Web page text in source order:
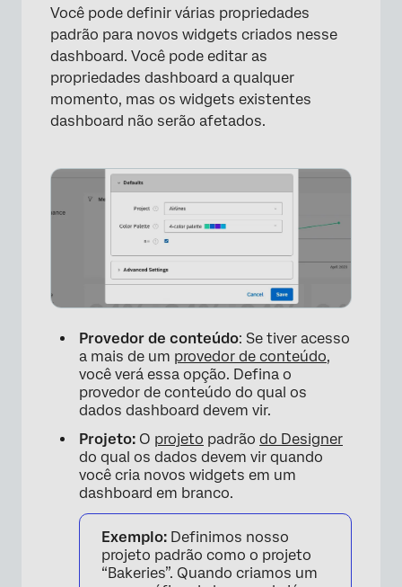
Você pode definir várias propriedades
padrão para novos widgets criados nesse
dashboard. Você pode editar as
propriedades dashboard a qualquer
momento, mas os widgets existentes
dashboard não serão afetados.
Provedor de conteúdo: Se tiver acesso
a mais de um provedor de conteúdo,
você verá essa opção. Defina o
provedor de conteúdo do qual os
dados dashboard devem vir.
Projeto: O projeto padrão do Designer
do qual os dados devem vir quando
você cria novos widgets em um
dashboard em branco.
Exemplo: Definimos nosso
projeto padrão como o projeto
“Bakeries”. Quando criamos um